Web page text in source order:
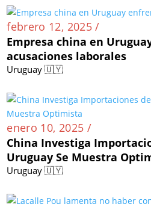
febrero 12, 2025 /
Empresa china en
acusaciones laborales
Uruguay 🇺🇾
enero 10, 2025 /
China Investiga
Uruguay Se Muestra
Uruguay 🇺🇾